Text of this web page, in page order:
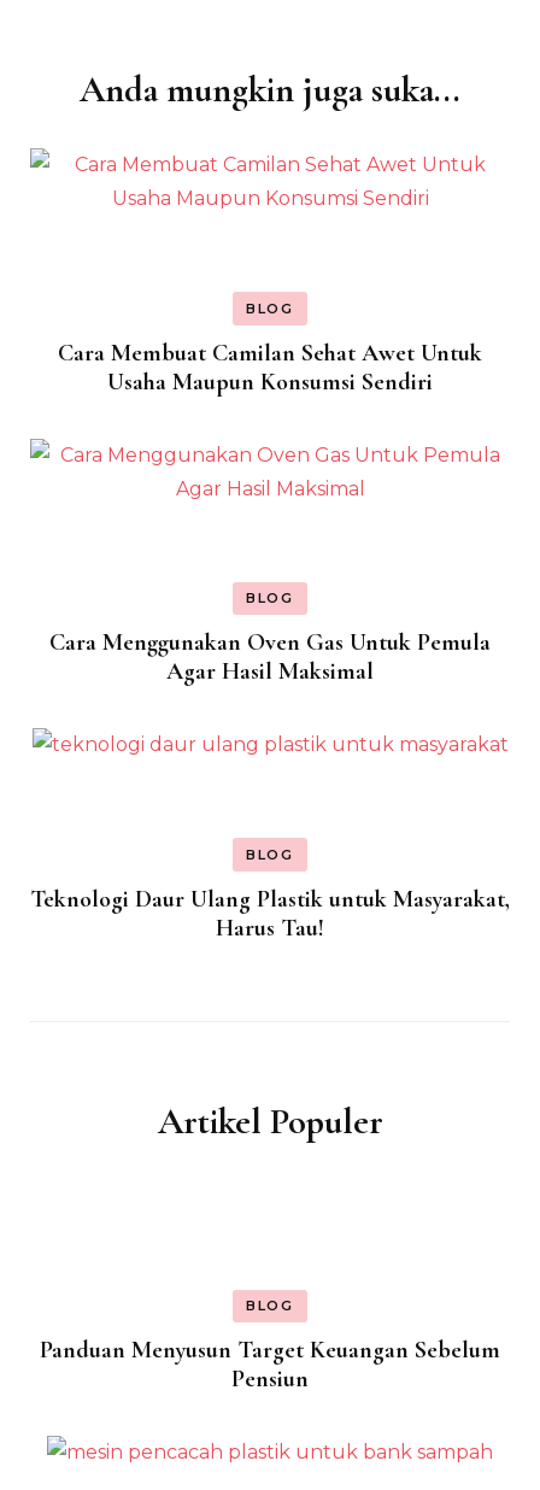
NavigasiAnda mungkin juga suka...
BLOG
Cara Membuat Camilan Sehat Awet Untuk
Usaha Maupun Konsumsi Sendiri
BLOG
Cara Menggunakan Oven Gas Untuk Pemula
Agar Hasil Maksimal
BLOG
Teknologi Daur Ulang Plastik untuk Masyarakat,
Harus Tau!
Artikel Populer
BLOG
Panduan Menyusun Target Keuangan Sebelum
Pensiun